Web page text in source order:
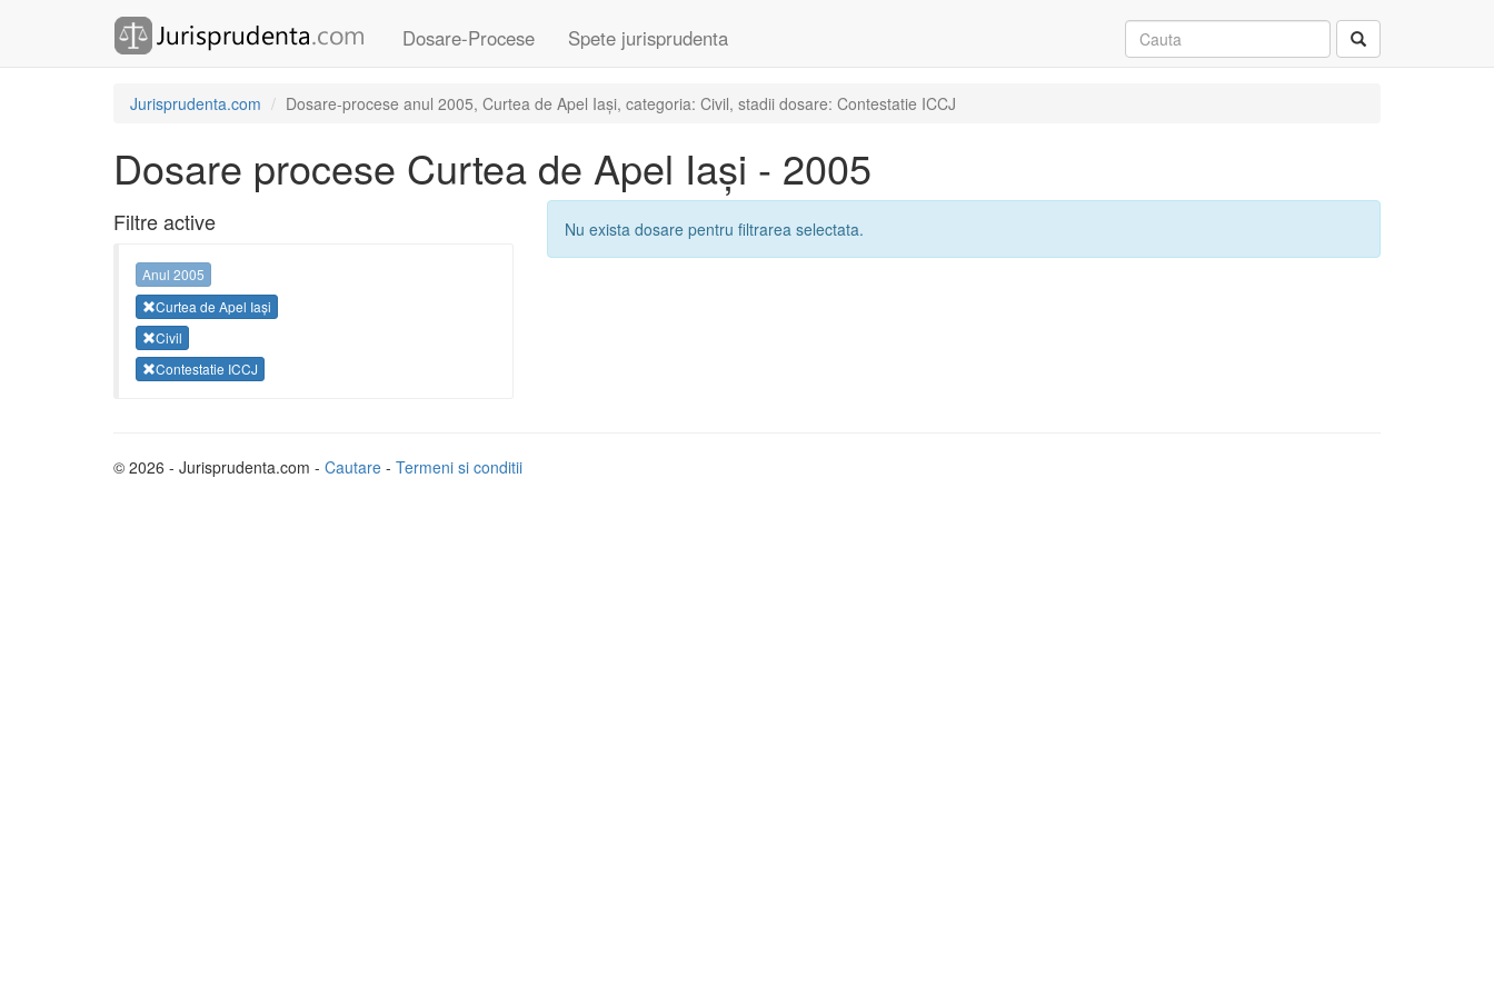
Dosare-Procese Spete jurisprudenta
Jurisprudenta.com Dosare-procese anul 2005, Curtea de Apel Iași, categoria: Civil, stadii dosare: Contestatie ICCJ
Dosare procese Curtea de Apel Iași - 2005
Filtre active
Anul 2005
Curtea de Apel Iași
Civil
Contestatie ICCJ
Nu exista dosare pentru filtrarea selectata.
© 2026 - Jurisprudenta.com - Cautare - Termeni si conditii